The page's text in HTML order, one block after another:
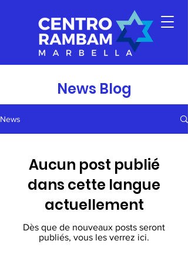
News Blog
News
Aucun post publié
dans cette langue
actuellement
Dès que de nouveaux posts seront
publiés, vous les verrez ici.